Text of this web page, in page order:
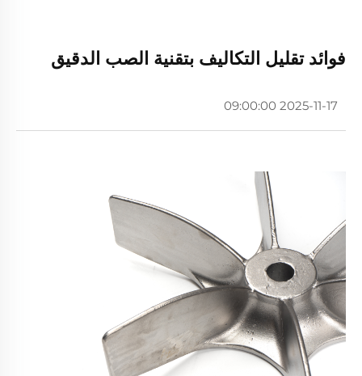
فوائد تقليل التكاليف بتقنية الصب الدقيق
2025-11-17 09:00:00